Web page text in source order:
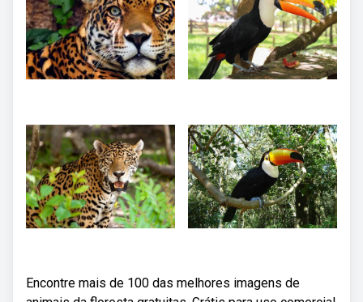
Encontre mais de 100 das melhores imagens de